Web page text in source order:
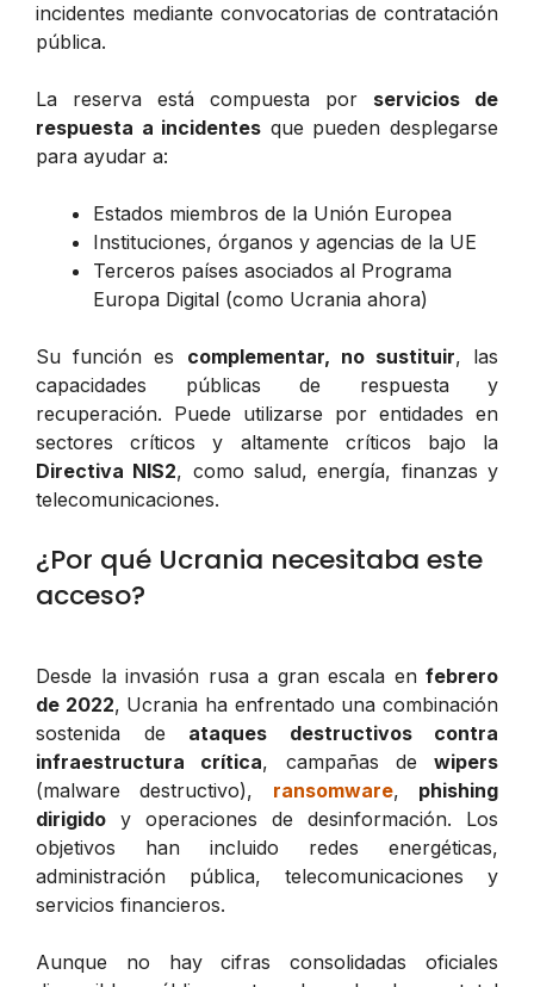
incidentes mediante convocatorias de contratación
pública.
La reserva está compuesta por servicios de
respuesta a incidentes que pueden desplegarse
para ayudar a:
Estados miembros de la Unión Europea
Instituciones, órganos y agencias de la UE
Terceros países asociados al Programa
Europa Digital (como Ucrania ahora)
Su función es complementar, no sustituir, las
capacidades públicas de respuesta y
recuperación. Puede utilizarse por entidades en
sectores críticos y altamente críticos bajo la
Directiva NIS2, como salud, energía, finanzas y
telecomunicaciones.
¿Por qué Ucrania necesitaba este
acceso?
Desde la invasión rusa a gran escala en febrero
de 2022, Ucrania ha enfrentado una combinación
sostenida de ataques destructivos contra
infraestructura crítica, campañas de wipers
(malware destructivo), ransomware, phishing
dirigido y operaciones de desinformación. Los
objetivos han incluido redes energéticas,
administración pública, telecomunicaciones y
servicios financieros.
Aunque no hay cifras consolidadas oficiales